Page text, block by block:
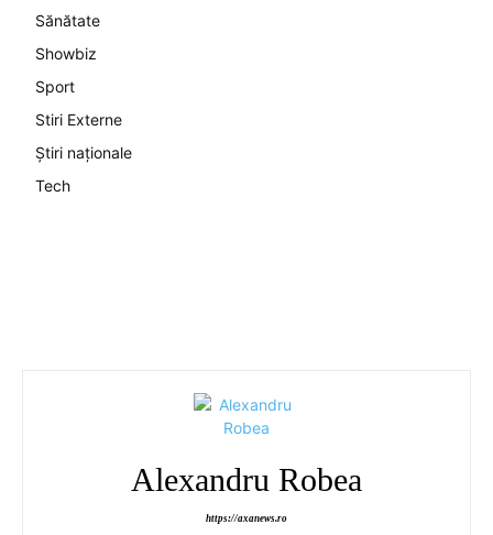
Sănătate
Showbiz
Sport
Stiri Externe
Știri naționale
Tech
Alexandru Robea
https://axanews.ro